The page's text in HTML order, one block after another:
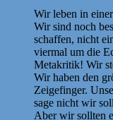
Wir leben in
Wir sind noch
schaffen, nicht
viermal um die
Metakritik! Wir
Wir haben den
Zeigefinger.
sage nicht wir
Aber wir sollten